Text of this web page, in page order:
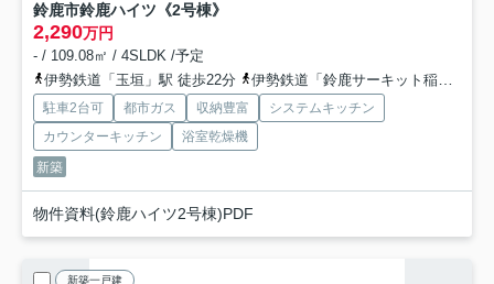
鈴鹿市鈴鹿ハイツ《2号棟》
2,290万円
- / 109.08㎡ / 4SLDK /予定
伊勢鉄道「玉垣」駅 徒歩22分
伊勢鉄道「鈴鹿サーキット稲生」駅 徒歩29分
駐車2台可 都市ガス 収納豊富
システムキッチン
カウンターキッチン
浴室乾燥機
新築
物件資料(鈴鹿ハイツ2号棟)PDF
新築一戸建